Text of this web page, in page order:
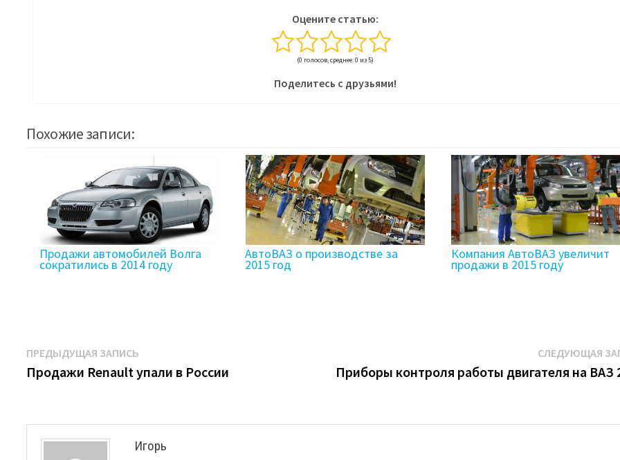
Оцените статью:
(0 голосов, среднее: 0 из 5)
Поделитесь с друзьями!
Похожие записи:
Продажи автомобилей Волга
сократились в 2014 году
АвтоВАЗ о производстве за
2015 год
Компания АвтоВАЗ увеличит
продажи в 2015 году
Навигация
по
ПРЕДЫДУЩАЯ ЗАПИСЬ
запись:
Продажи Renault упали в России
СЛЕДУЮЩАЯ
Приборы контроля работы двигателя на ВАЗ
Игорь